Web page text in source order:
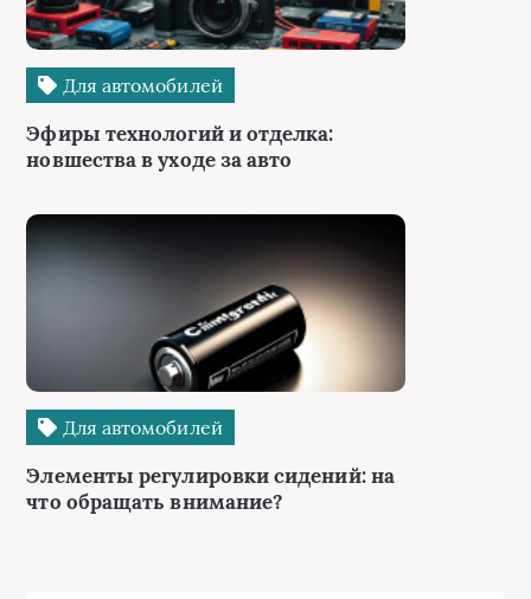
Для автомобилей
Эфиры технологий и отделка:
новшества в уходе за авто
Для автомобилей
Элементы регулировки сидений: на
что обращать внимание?